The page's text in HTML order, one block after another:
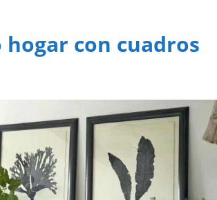
con cuadros